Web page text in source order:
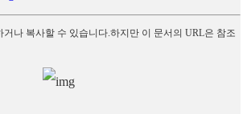
나 복사할 수 있습니다.하지만 이 문서의 URL은 참조